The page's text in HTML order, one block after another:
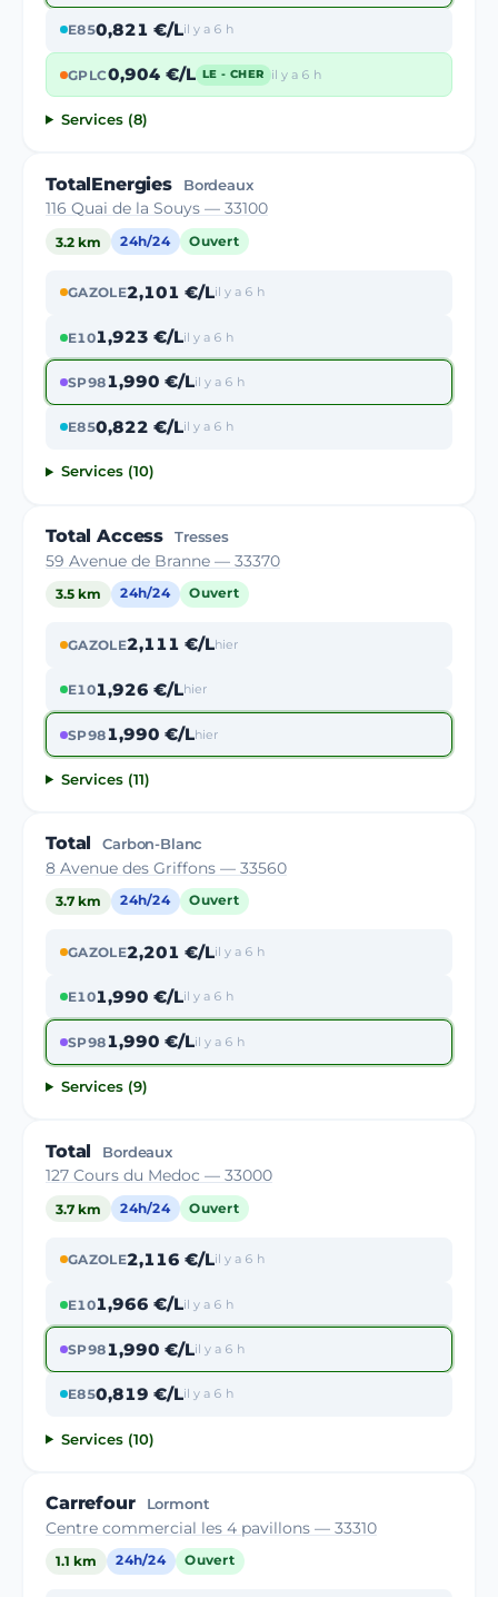
E850,821 €/Lil y a 6 h
GPLC0,904 €/L LE - CHER il y a 6 h
Services (8)
TotalEnergies Bordeaux
116 Quai de la Souys — 33100
3.2 km 24h/24 Ouvert
GAZOLE2,101 €/Lil y a 6 h
E101,923 €/Lil y a 6 h
SP981,990 €/Lil y a 6 h
E850,822 €/Lil y a 6 h
Services (10)
Total Access Tresses
59 Avenue de Branne — 33370
3.5 km 24h/24 Ouvert
GAZOLE2,111 €/Lhier
E101,926 €/Lhier
SP981,990 €/Lhier
Services (11)
Total Carbon-Blanc
8 Avenue des Griffons — 33560
3.7 km 24h/24 Ouvert
GAZOLE2,201 €/Lil y a 6 h
E101,990 €/Lil y a 6 h
SP981,990 €/Lil y a 6 h
Services (9)
Total Bordeaux
127 Cours du Medoc — 33000
3.7 km 24h/24 Ouvert
GAZOLE2,116 €/Lil y a 6 h
E101,966 €/Lil y a 6 h
SP981,990 €/Lil y a 6 h
E850,819 €/Lil y a 6 h
Services (10)
Carrefour Lormont
Centre commercial les 4 pavillons — 33310
1.1 km 24h/24 Ouvert